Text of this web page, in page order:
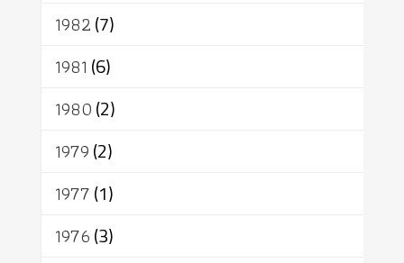
1982(7)
1981 (6)
1980(2)
1979(2)
1977(1)
1976(3)